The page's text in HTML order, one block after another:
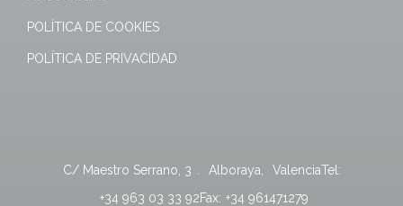
POLÍTICA DE COOKIES
POLÍTICA DE PRIVACIDAD
C/ Maestro Serrano, 3 Alboraya ValenciaTel:
+34 963 03 33 92Fax: +34 961471279